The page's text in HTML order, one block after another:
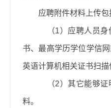
应聘附件材料上传包
（1）应聘人员身
书、最高学历学位学信
英语计算机相关证书扫描
（2）其它能够
料。